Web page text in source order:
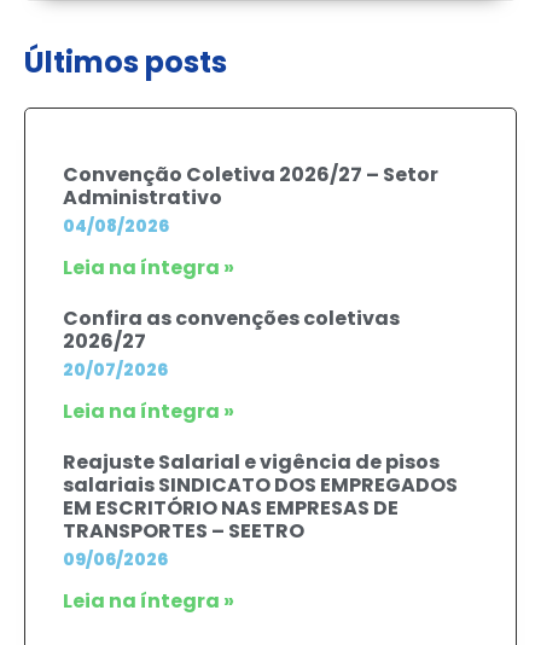
Últimos posts
Convenção Coletiva 2026/27 – Setor
Administrativo
04/08/2026
Leia na íntegra »
Confira as convenções coletivas
2026/27
20/07/2026
Leia na íntegra »
Reajuste Salarial e vigência de pisos
salariais SINDICATO DOS EMPREGADOS
EM ESCRITÓRIO NAS EMPRESAS DE
TRANSPORTES – SEETRO
09/06/2026
Leia na íntegra »